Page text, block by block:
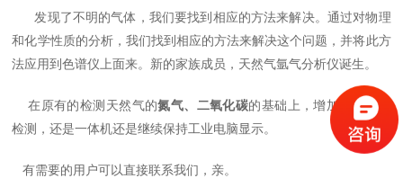
发现了不明的气体，我们要找到相应的方法来解决。通过对物理
和化学性质的分析，我们找到相应的方法来解决这个问题，并将此方
法应用到色谱仪上面来。新的家族成员，天然气氩气分析仪诞生。
在原有的检测天然气的氮气、二氧化碳的基础上，增加了 氩气的
检测，还是一体机还是继续保持工业电脑显示。
有需要的用户可以直接联系我们，亲。